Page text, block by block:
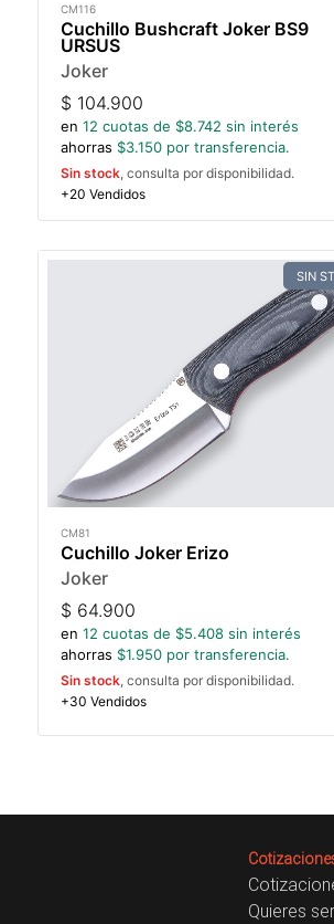
CM116
Cuchillo Bushcraft Joker BS9
URSUS
Joker
$ 104.900
en 12 cuotas de $8.742 sin interés
ahorras $3.150 por transferencia.
Sin stock , consulta por disponibilidad.
+20 Vendidos
SIN
CM81
Cuchillo Joker Erizo
Joker
$ 64.900
en 12 cuotas de $5.408 sin interés
ahorras $1.950 por transferencia.
Sin stock , consulta por disponibilidad.
+30 Vendidos
Quieres